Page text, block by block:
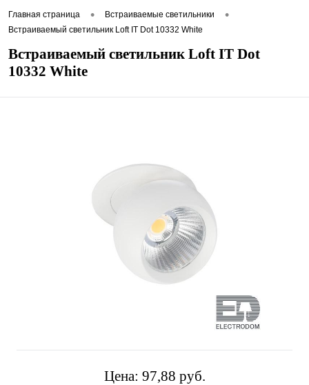
Главная страница • Встраиваемые светильники •
Встраиваемый светильник Loft IT Dot 10332 White
Встраиваемый светильник Loft IT Dot
10332 White
Цена: 97,88 pуб.